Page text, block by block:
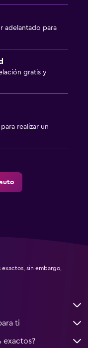
adelantado para
gratis y
para realizar un
sin embargo,
ti
exactos?